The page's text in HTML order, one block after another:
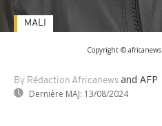
Copyright © africanews
By Rédaction Africanews and AFP
Dernière MAJ: 13/08/2024
MALI